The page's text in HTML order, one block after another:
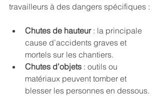
travailleurs à des dangers spécifiques :
Chutes de hauteur : la principale
cause d’accidents graves et
mortels sur les chantiers.
Chutes d’objets : outils ou
matériaux peuvent tomber et
blesser les personnes en dessous.